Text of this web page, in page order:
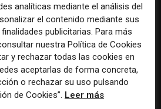
marcas y patrocinios
Tiempo completo
analíticas mediante el análisis del
el contenido mediante sus
publicitarias. Para más
nuestra Política de Cookies
y rechazar todas las cookies en
aceptarlas de forma concreta,
o rechazar su uso pulsando
de Cookies”. Leer más